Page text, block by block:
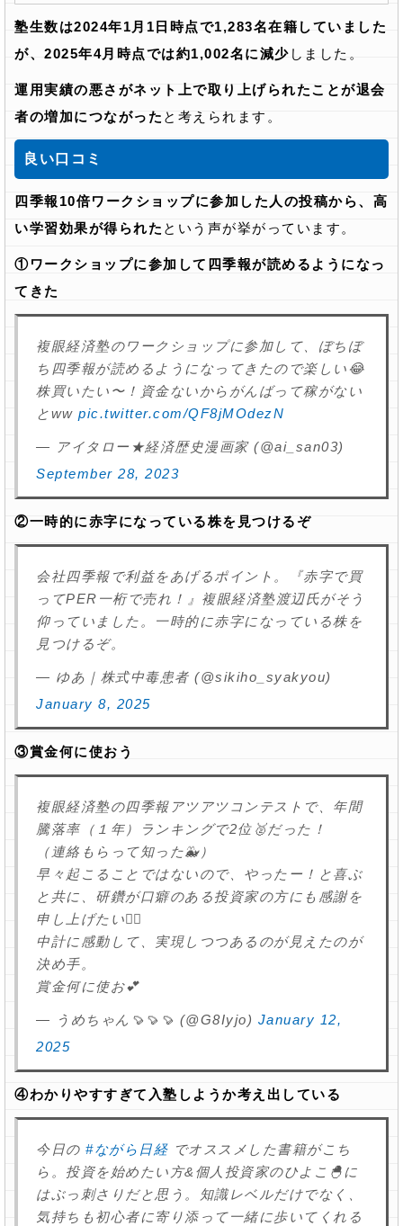
塾生数は2024年1月1日時点で1,283名在籍していました
が、2025年4月時点では約1,002名に減少 しました。
運用実績の悪さがネット上で取り上げられたことが退会
者の増加につながった と考えられます。
良い口コミ
四季報10倍ワークショップに参加した人の投稿から、高
い学習効果が得られた という声が挙がっています。
①ワークショップに参加して四季報が読めるようになっ
てきた
複眼経済塾のワークショップに参加して、ぼちぼ
ち四季報が読めるようになってきたので楽しい😂
株買いたい〜！資金ないからがんばって稼がない
とww pic.twitter.com/QF8jMOdezN
— アイタロー★経済歴史漫画家 (@ai_san03)
September 28, 2023
②一時的に赤字になっている株を見つけるぞ
会社四季報で利益をあげるポイント。『赤字で買
ってPER一桁で売れ！』複眼経済塾渡辺氏がそう
仰っていました。一時的に赤字になっている株を
見つけるぞ。
— ゆあ｜株式中毒患者 (@sikiho_syakyou)
January 8, 2025
③賞金何に使おう
複眼経済塾の四季報アツアツコンテストで、年間
騰落率（１年）ランキングで2位🥈だった！
（連絡もらって知った🐳）
早々起こることではないので、やったー！と喜ぶ
と共に、研鑽が口癖のある投資家の方にも感謝を
申し上げたい🙇‍♀️
中計に感動して、実現しつつあるのが見えたのが
決め手。
賞金何に使お💕
— うめちゃん🍠🍠🍠 (@G8Iyjo) January 12,
2025
④わかりやすすぎて入塾しようか考え出している
今日の #ながら日経 でオススメした書籍がこち
ら。投資を始めたい方&個人投資家のひよこ🐣に
はぶっ刺さりだと思う。知識レベルだけでなく、
気持ちも初心者に寄り添って一緒に歩いてくれる